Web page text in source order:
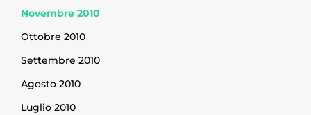
Novembre 2010
Ottobre 2010
Settembre 2010
Agosto 2010
Luglio 2010